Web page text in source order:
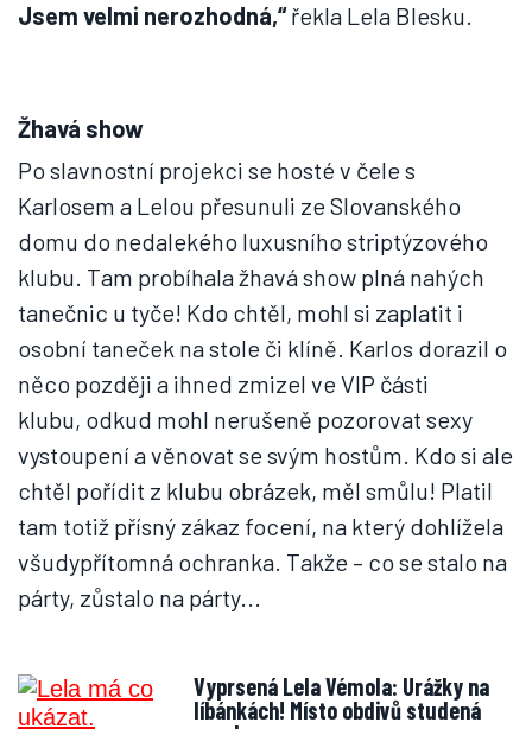
Jsem velmi nerozhodná,“řekla Lela Blesku.
Žhavá show
Po slavnostní projekci se hosté v čele s
Karlosem a Lelou přesunuli ze Slovanského
domu do nedalekého luxusního striptýzového
klubu. Tam probíhala žhavá show plná nahých
tanečnic u tyče! Kdo chtěl, mohl si zaplatit i
osobní taneček na stole či klíně. Karlos dorazil o
něco později a ihned zmizel ve VIP části
klubu, odkud mohl nerušeně pozorovat sexy
vystoupení a věnovat se svým hostům. Kdo si ale
chtěl pořídit z klubu obrázek, měl smůlu! Platil
tam totiž přísný zákaz focení, na který dohlížela
všudypřítomná ochranka. Takže – co se stalo na
párty, zůstalo na párty...
Vyprsená Lela Vémola: Urážky na
líbánkách! Místo obdivů studená